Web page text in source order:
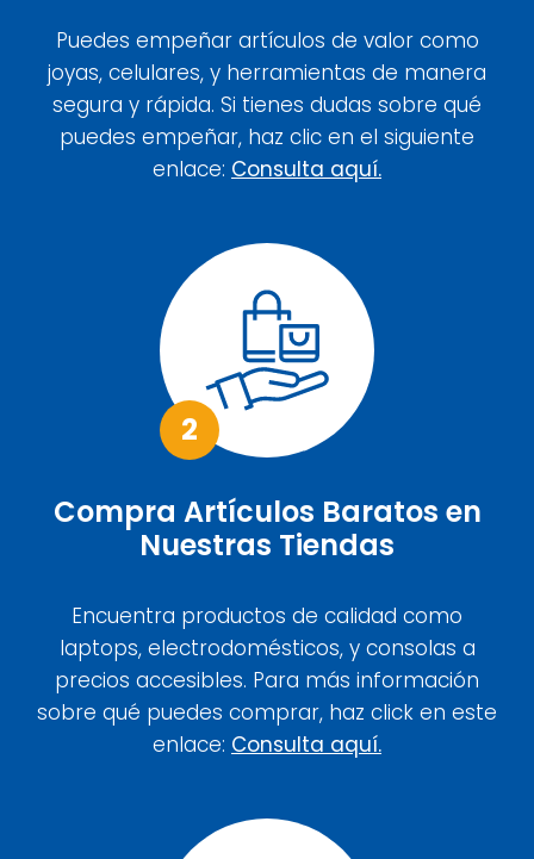
Puedes empeñar artículos de valor como
joyas, celulares, y herramientas de manera
segura y rápida. Si tienes dudas sobre qué
puedes empeñar, haz clic en el siguiente
enlace: Consulta aquí.
2
Compra Artículos Baratos en
Nuestras Tiendas
Encuentra productos de calidad como
laptops, electrodomésticos, y consolas a
precios accesibles. Para más información
sobre qué puedes comprar, haz click en este
enlace: Consulta aquí.